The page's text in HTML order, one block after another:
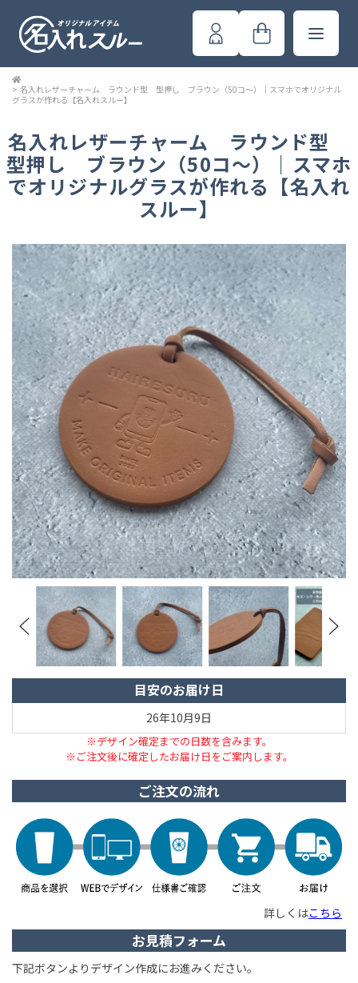
> 名入れレザーチャーム ラウンド型 型押し ブラウン（50コ～）｜スマホでオリジナル
グラスが作れる【名入れスルー】
名入れレザーチャーム ラウンド型
型押し ブラウン（50コ～）｜スマホ
でオリジナルグラスが作れる【名入れ
スルー】
目安のお届け日
26年10月9日
※デザイン確定までの日数を含みます。
※ご注文後に確定したお届け日をご案内します。
ご注文の流れ
詳しくはこちら
お見積フォーム
下記ボタンよりデザイン作成にお進みください。